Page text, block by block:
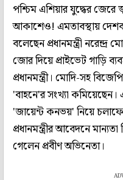
পশ্চিম এশিয়ার যুদ্ধের জেরে
আকাশেও! এমতাবস্থায়
বলেছেন প্রধানমন্ত্রী নরেন্দ্র
জোর দিয়ে প্রাইভেট গাড়ি
প্রধানমন্ত্রী। মোদি-সহ
'বাহনে'র সংখ্যা কমিয়েছেন।
'জায়েন্ট কনভয়' নিয়ে
প্রধানমন্ত্রীর আবেদনে
গেলেন প্রবীণ অভিনেতা।